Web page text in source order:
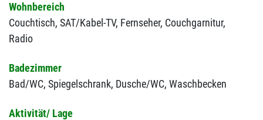
Wohnbereich
Couchtisch, SAT/Kabel-TV, Fernseher, Couchgarnitur,
Radio
Badezimmer
Bad/WC, Spiegelschrank, Dusche/WC, Waschbecken
Aktivität/ Lage